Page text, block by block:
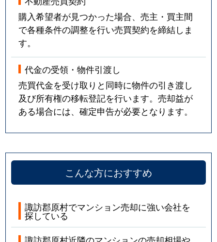
購入希望者が見つかった場合、売主・買主間
で各種条件の調整を行い売買契約を締結しま
す。
代金の受領・物件引渡し
売買代金を受け取りと同時に物件の引き渡し
及び所有権の移転登記を行います。売却益が
ある場合には、確定申告が必要となります。
こんな方におすすめ
諏訪郡原村でマンション売却に強い会社を
探している